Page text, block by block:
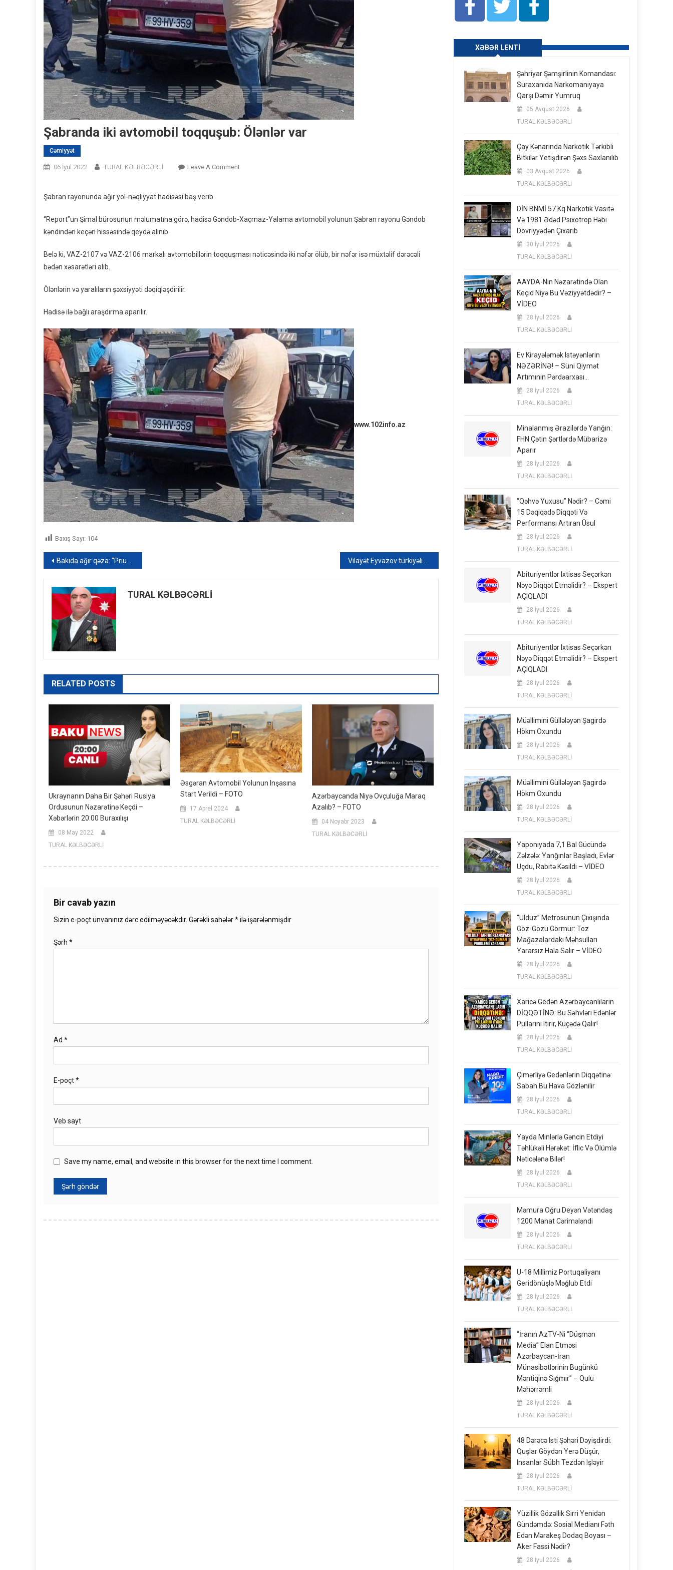
Şabranda iki avtomobil toqquşub: Ölənlər var
Cəmiyyət
06 İyul 2022 TURAL KƏLBƏCƏRLİ Leave A CommentOn
Ölənlər
Şabran rayonunda ağır yol-nəqliyyat hadisəsi baş verib.
“Report”un Şimal bürosunun məlumatına görə, hadisə Gəndob-Xaçmaz-Yalama avtomobil yolunun Şabran rayonu Gəndob
kəndindən keçən hissəsində qeydə alınıb.
Belə ki, VAZ-2107 və VAZ-2106 markalı avtomobillərin toqquşması nəticəsində iki nəfər ölüb, bir nəfər isə müxtəlif dərəcəli
bədən xəsarətləri alıb.
Ölənlərin və yaralıların şəxsiyyəti dəqiqləşdirilir.
Hadisə ilə bağlı araşdırma aparılır.
www.102info.az
Baxış Sayı: 104
Yazı
naviqasiyası
Bakıda ağır qəza: “Prius” bir neçə dəfə aşdı – ANBAAN VİDEO
TURAL KƏLBƏCƏRLİ
RELATED POSTS
Ukraynanın Daha Bir Şəhəri Rusiya
Ordusunun Nəzarətinə Keçdi –
Xəbərlərin 20:00 Buraxılışı
08 May 2022
TURAL KƏLBƏCƏRLİ
Əsgəran Avtomobil Yolunun Inşasına
Start Verildi – FOTO
17 Aprel 2024
TURAL KƏLBƏCƏRLİ
Azərbaycanda Niyə Ovçuluğa Maraq
Azalıb? – FOTO
04 Noyabr 2023
TURAL KƏLBƏCƏRLİ
Bir cavab yazın
Sizin e-poçt ünvanınız dərc edilməyəcəkdir. Gərəkli sahələr*ilə işarələnmişdir
Şərh *
Ad *
E-poçt*
Veb sayt
Save my name, email, and website in this browser for the next time I comment.
XƏBƏR LENTI
Şəhriyar Şəmşirlinin Komandası:
Suraxanıda Narkomaniyaya
Qarşı Dəmir Yumruq
05 Avqust 2026
TURAL KƏLBƏCƏRLİ
Çay Kənarında Narkotik Tərkibli
Bitkilər Yetişdirən Şəxs Saxlanılıb
03 Avqust 2026
TURAL KƏLBƏCƏRLİ
DİN BNMİ 57 Kq Narkotik Vasitə
Və 1981 Ədəd Psixotrop Həbi
Dövriyyədən Çıxarıb
30 İyul 2026
TURAL KƏLBƏCƏRLİ
AAYDA-Nın Nəzarətində Olan
Keçid Niyə Bu Vəziyyətdədir? –
VİDEO
28 İyul 2026
TURAL KƏLBƏCƏRLİ
Ev Kirayələmək Istəyənlərin
NƏZƏRİNƏ! – Süni Qiymət
Artımının Pərdəarxası…
28 İyul 2026
TURAL KƏLBƏCƏRLİ
Minalanmış Ərazilərdə Yanğın:
FHN Çətin Şərtlərdə Mübarizə
Aparır
28 İyul 2026
TURAL KƏLBƏCƏRLİ
“Qəhvə Yuxusu” Nədir? – Cəmi
15 Dəqiqədə Diqqəti Və
Performansı Artıran Üsul
28 İyul 2026
TURAL KƏLBƏCƏRLİ
Abituriyentlər Ixtisas Seçərkən
Nəyə Diqqət Etməlidir? – Ekspert
AÇIQLADI
28 İyul 2026
TURAL KƏLBƏCƏRLİ
Abituriyentlər Ixtisas Seçərkən
Nəyə Diqqət Etməlidir? – Ekspert
AÇIQLADI
28 İyul 2026
TURAL KƏLBƏCƏRLİ
Müəllimini Güllələyən Şagirdə
Hökm Oxundu
28 İyul 2026
TURAL KƏLBƏCƏRLİ
Müəllimini Güllələyən Şagirdə
Hökm Oxundu
28 İyul 2026
TURAL KƏLBƏCƏRLİ
Yaponiyada 7,1 Bal Gücündə
Zəlzələ: Yanğınlar Başladı, Evlər
Uçdu, Rabitə Kəsildi – VİDEO
28 İyul 2026
TURAL KƏLBƏCƏRLİ
“Ulduz” Metrosunun Çıxışında
Göz-Gözü Görmür: Toz
Mağazalardakı Məhsulları
Yararsız Hala Salır – VİDEO
28 İyul 2026
TURAL KƏLBƏCƏRLİ
Xaricə Gedən Azərbaycanlıların
DİQQƏTİNƏ: Bu Səhvləri Edənlər
Pullarını Itirir, Küçədə Qalır!
28 İyul 2026
TURAL KƏLBƏCƏRLİ
Çimərliyə Gedənlərin Diqqətinə:
Sabah Bu Hava Gözlənilir
28 İyul 2026
TURAL KƏLBƏCƏRLİ
Yayda Minlərlə Gəncin Etdiyi
Təhlükəli Hərəkət: İflic Və Ölümlə
Nəticələnə Bilər!
28 İyul 2026
TURAL KƏLBƏCƏRLİ
Məmura Oğru Deyən Vətəndaş
1200 Manat Cərimələndi
28 İyul 2026
TURAL KƏLBƏCƏRLİ
U-18 Millimiz Portuqaliyanı
Geridönüşlə Məğlub Etdi
28 İyul 2026
TURAL KƏLBƏCƏRLİ
“İranın AzTV-Ni “düşmən
Media” Elan Etməsi
Azərbaycan-İran
Münasibətlərinin Bugünkü
Məntiqinə Sığmır” – Qulu
Məhərrəmli
28 İyul 2026
TURAL KƏLBƏCƏRLİ
48 Dərəcə Isti Şəhəri Dəyişdirdi:
Quşlar Göydən Yerə Düşür,
Insanlar Sübh Tezdən Işləyir
28 İyul 2026
TURAL KƏLBƏCƏRLİ
Yüzillik Gözəllik Sirri Yenidən
Gündəmdə: Sosial Medianı Fəth
Edən Mərakeş Dodaq Boyası –
Aker Fassi Nədir?
28 İyul 2026